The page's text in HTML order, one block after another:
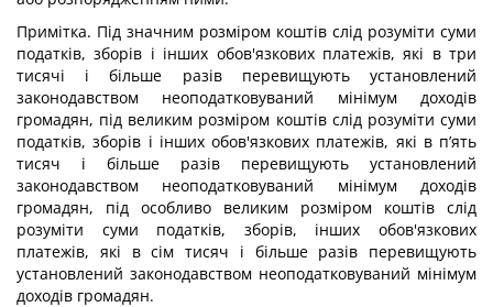
Примітка. Під значним розміром коштів слід розуміти суми
податків, зборів і інших обов'язкових платежів, які в три
тисячі і більше разів перевищують установлений
законодавством неоподатковуваний мінімум доходів
громадян, під великим розміром коштів слід розуміти суми
податків, зборів і інших обов'язкових платежів, які в п’ять
тисяч і більше разів перевищують установлений
законодавством неоподатковуваний мінімум доходів
громадян, під особливо великим розміром коштів слід
розуміти суми податків, зборів, інших обов'язкових
платежів, які в сім тисяч і більше разів перевищують
установлений законодавством неоподатковуваний мінімум
доходів громадян.